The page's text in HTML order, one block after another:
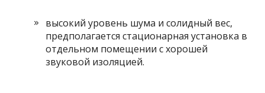
высокий уровень шума и солидный вес,
предполагается стационарная установка в
отдельном помещении с хорошей
звуковой изоляцией.